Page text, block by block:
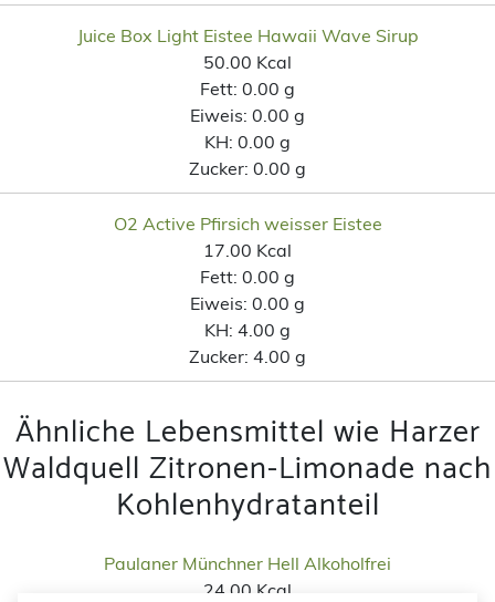
Juice Box Light Eistee Hawaii Wave Sirup
50.00 Kcal
Fett: 0.00 g
Eiweis: 0.00 g
KH: 0.00 g
Zucker: 0.00 g
O2 Active Pfirsich weisser Eistee
17.00 Kcal
Fett: 0.00 g
Eiweis: 0.00 g
KH: 4.00 g
Zucker: 4.00 g
Ähnliche Lebensmittel wie Harzer
Waldquell Zitronen-Limonade nach
Kohlenhydratanteil
Paulaner Münchner Hell Alkoholfrei
24.00 Kcal